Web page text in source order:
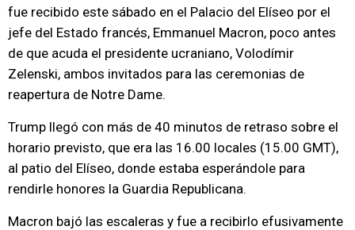
fue recibido este sábado en el Palacio del Elíseo por el
jefe del Estado francés, Emmanuel Macron, poco antes
de que acuda el presidente ucraniano, Volodímir
Zelenski, ambos invitados para las ceremonias de
reapertura de Notre Dame.
Trump llegó con más de 40 minutos de retraso sobre el
horario previsto, que era las 16.00 locales (15.00 GMT),
al patio del Elíseo, donde estaba esperándole para
rendirle honores la Guardia Republicana.
Macron bajó las escaleras y fue a recibirlo efusivamente